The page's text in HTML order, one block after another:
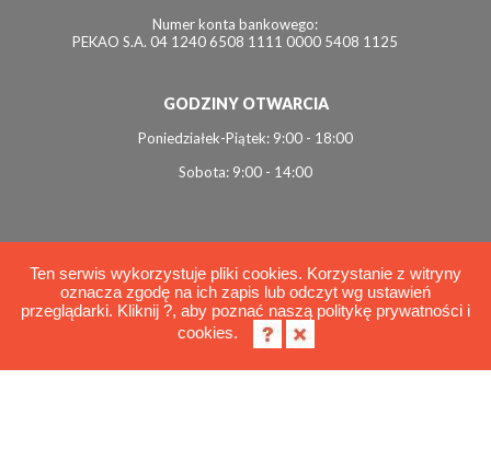
Numer konta bankowego:
PEKAO S.A. 04 1240 6508 1111 0000 5408 1125
GODZINY OTWARCIA
Poniedziałek-Piątek: 9:00 - 18:00
Sobota: 9:00 - 14:00
© 2026 Interviol
Polityka cookies
Ten serwis wykorzystuje pliki cookies. Korzystanie z witryny
oznacza zgodę na ich zapis lub odczyt wg ustawień
przeglądarki. Kliknij ?, aby poznać naszą politykę prywatności i
cookies.